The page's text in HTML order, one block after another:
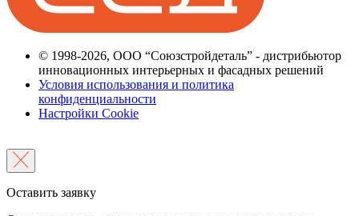
© 1998-2026, ООО “Союзстройдеталь” - дистрибьютор
инновационных интерьерных и фасадных решений
Условия использования и политика
конфиденциальности
Настройки Cookie
Оставить заявку